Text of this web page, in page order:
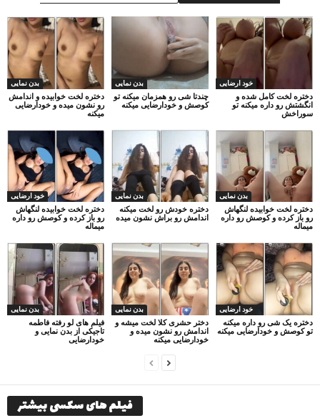
بدن نمایی
دختره لخت خوابیده و اندامش
رو نشون میده و خودارضایی
میکنه
بدن نمایی
چندتا شی رو همزمان میکنه تو
کوصش و خودارضایی میکنه
خود ارضایی
دختره لخت کامل شده و
انگشتش رو داره میکنه تو
سوراخش
خود ارضایی
دختره لخت خوابیده لنگهاش
رو باز کرده و کوصش رو داره
میماله
بدن نمایی
دختره خودش رو لخت میکنه
اندامش رو براش نشون میده
بدن نمایی
دختره لخت خوابیده لنگهاش
رو باز کرده و کوصش رو داره
میماله
بدن نمایی
فیلم های لو رفته فاطمه
تاجیکی از بدن نمایی و
خودارضایی
بدن نمایی
دختر حشری کلا لخت میشه و
اندامش رو نشون میده و
خودارضایی میکنه
خود ارضایی
دختره یک شی رو داره میکنه
تو کوصش و خودارضایی میکنه
فیلم های سکسی بیشتر